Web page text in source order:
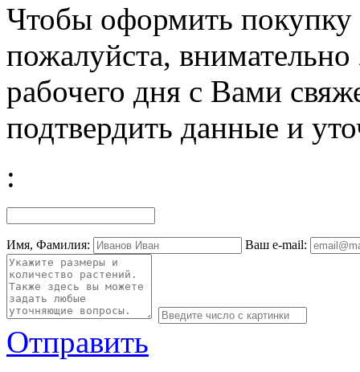
Чтобы оформить покупку
пожалуйста,
рабочего дня с Вами
подтвердить данные и
:
Имя, Фамилия: Ваш e-mail:
Отправить